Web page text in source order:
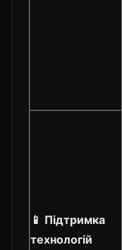
📱 Підтримка
технологій